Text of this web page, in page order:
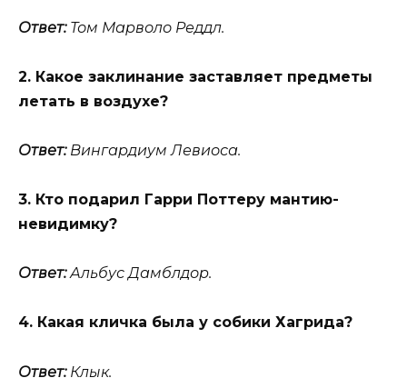
Ответ: Том Марволо Реддл.
2. Какое заклинание заставляет предметы
летать в воздухе?
Ответ:Вингардиум Левиоса.
3. Кто подарил Гарри Поттеру мантию-
невидимку?
Ответ:Альбус Дамблдор.
4. Какая кличка была у собики Хагрида?
Ответ:Клык.